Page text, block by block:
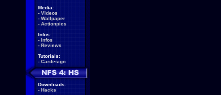
Media:
- Videos
- Wallpaper
- Actionpics
Infos:
- Infos
- Reviews
Tutorials:
- Cardesign
Downloads:
- Hacks